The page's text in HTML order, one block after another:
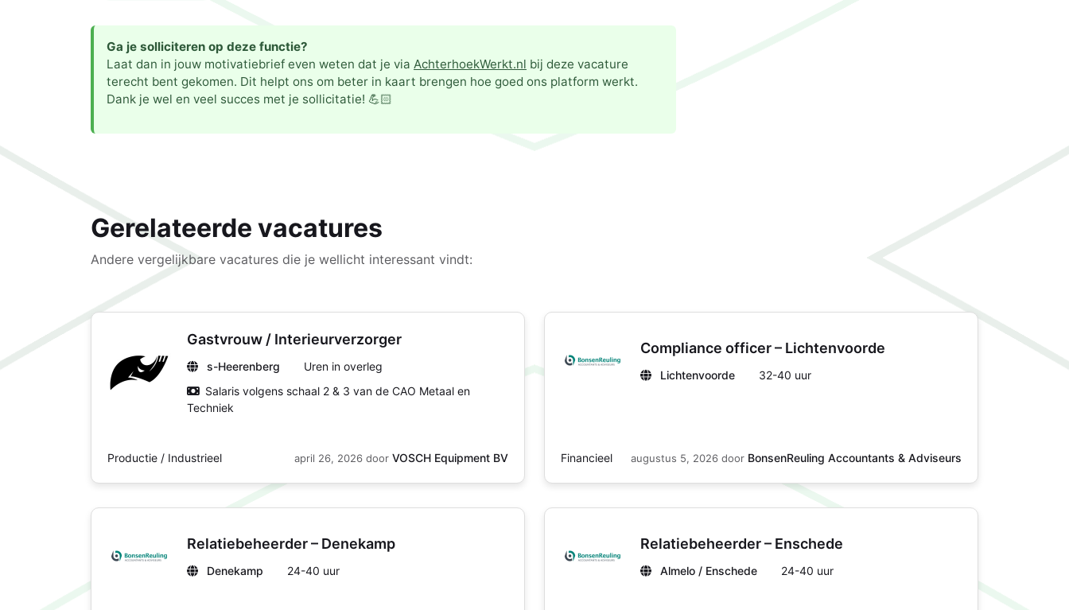
Ga je solliciteren op deze functie?
Laat dan in jouw motivatiebrief even weten dat je via AchterhoekWerkt.nl bij deze vacature
terecht bent gekomen. Dit helpt ons om beter in kaart brengen hoe goed ons platform werkt.
Dank je wel en veel succes met je sollicitatie! 💪🏻
Gerelateerde vacatures
Andere vergelijkbare vacatures die je wellicht interessant vindt:
Gastvrouw / Interieurverzorger
s-Heerenberg
Uren in overleg
Salaris volgens schaal 2 & 3 van de CAO Metaal en
Techniek
Productie / Industrieel april 26, 2026 door VOSCH Equipment BV
Compliance officer – Lichtenvoorde
Lichtenvoorde 32-40 uur
Financieel augustus 5, 2026 door BonsenReuling Accountants & Adviseurs
Relatiebeheerder – Denekamp
Denekamp 24-40 uur
Relatiebeheerder – Enschede
Almelo / Enschede 24-40 uur